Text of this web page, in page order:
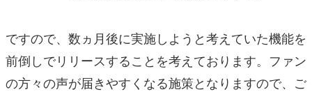
ですので、数ヵ月後に実施しようと考えていた機能を
前倒しでリリースすることを考えております。ファン
の方々の声が届きやすくなる施策となりますので、ご